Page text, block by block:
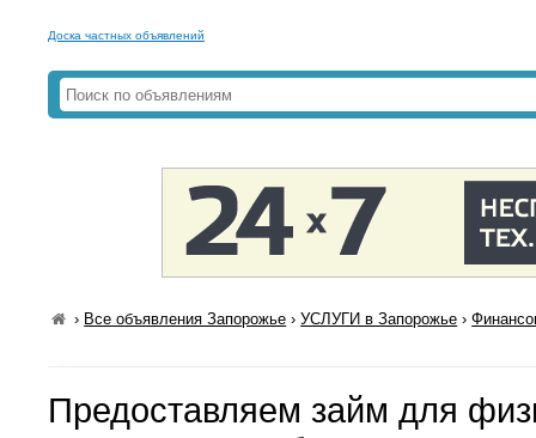
Доска частных объявлений
› Все объявления Запорожье ›УСЛУГИ в Запорожье ›
Предоставляем займ для